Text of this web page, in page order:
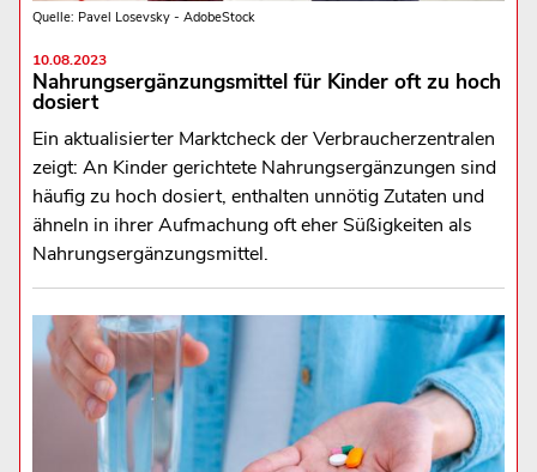
Quelle: Pavel Losevsky - AdobeStock
10.08.2023
Nahrungsergänzungsmittel für Kinder oft zu hoch
dosiert
Ein aktualisierter Marktcheck der Verbraucherzentralen
zeigt: An Kinder gerichtete Nahrungsergänzungen sind
häufig zu hoch dosiert, enthalten unnötig Zutaten und
ähneln in ihrer Aufmachung oft eher Süßigkeiten als
Nahrungsergänzungsmittel.